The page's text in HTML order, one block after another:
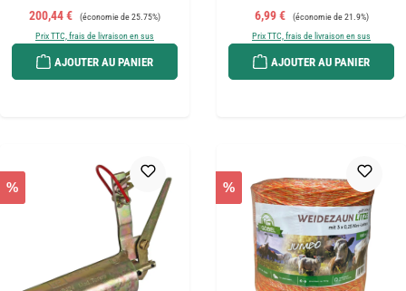
Prix de vente :
200,44 € Prix régulier :
(économie de 25.75%)
Prix TTC, frais de livraison en sus
AJOUTER AU PANIER
Prix de vente :
6,99 € Prix régulier :
(économie de 21.9%)
Prix TTC, frais de livraison en sus
AJOUTER AU PANIER
% %